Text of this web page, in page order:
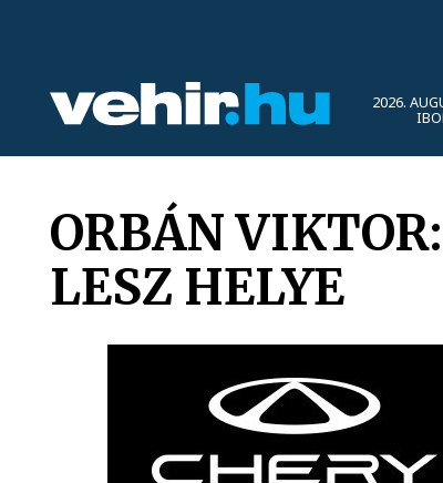
2026.
ORBÁN
LESZ HELYE